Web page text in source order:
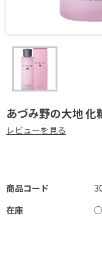
あづみ野の大地
レビューを見る
商品コード
在庫 ○